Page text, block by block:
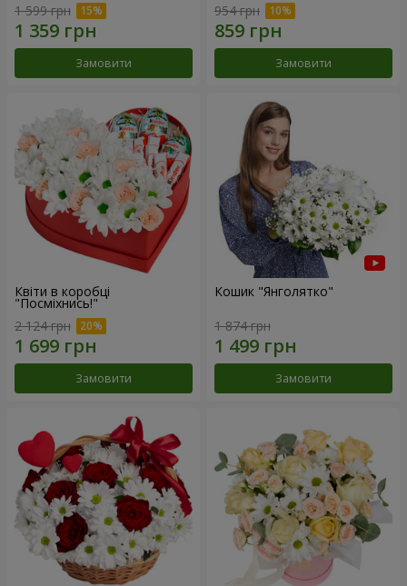
1 599 грн
Замовити
954 грн
Замовити
Квіти в коробці
"Посміхнись!"
2 124 грн
Замовити
Кошик "Янголятко"
1 874 грн
Замовити